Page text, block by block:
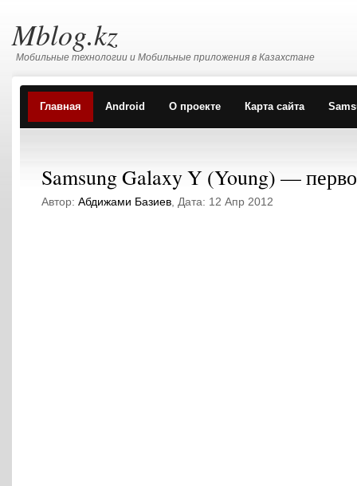
Mblog.kz
Мобильные технологии и Мобильные приложения в Казахстане
Главная Android О проекте Карта сайта
Samsung Galaxy Y (Young) —
Автор: Абдижами Базиев, Дата: 12 Апр 2012